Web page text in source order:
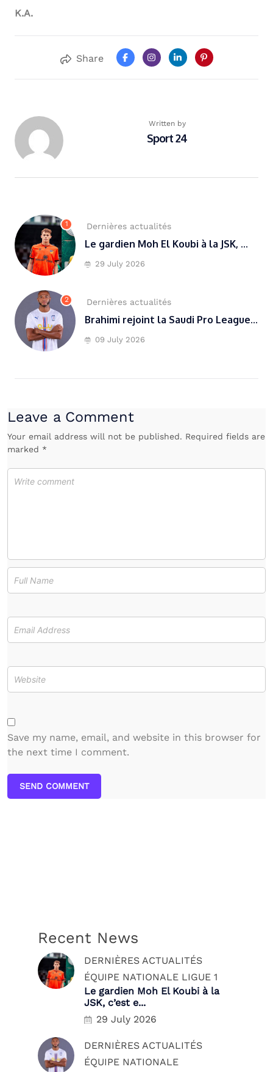
K.A.
Share
Written by
Sport 24
1 Dernières actualités
Le gardien Moh El Koubi à la JSK, ...
29 July 2026
2 Dernières actualités
Brahimi rejoint la Saudi Pro League...
09 July 2026
Leave a Comment
Your email address will not be published. Required fields are
marked *
Save my name, email, and website in this browser for
the next time I comment.
SEND COMMENT
Recent News
DERNIÈRES ACTUALITÉS
ÉQUIPE NATIONALE LIGUE 1
Le gardien Moh El Koubi à la
JSK, c’est e...
29 July 2026
DERNIÈRES ACTUALITÉS
ÉQUIPE NATIONALE